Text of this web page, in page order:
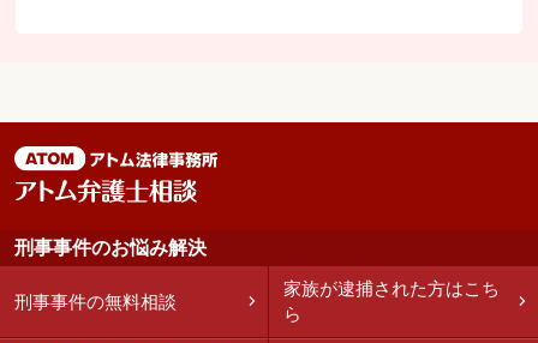
刑事事件のお悩み解決
刑事事件の無料相談
家族が逮捕された方はこち
ら